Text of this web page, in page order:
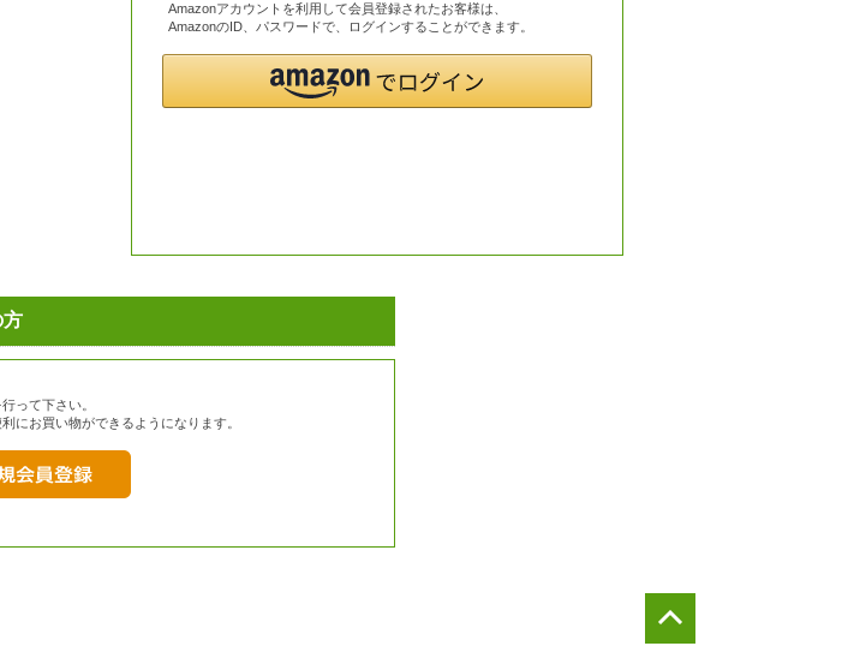
Amazonアカウントを利用して会員登録されたお客様は、
AmazonのID、パスワードで、ログインすることができます。
方
って下さい。
にお買い物ができるようになります。